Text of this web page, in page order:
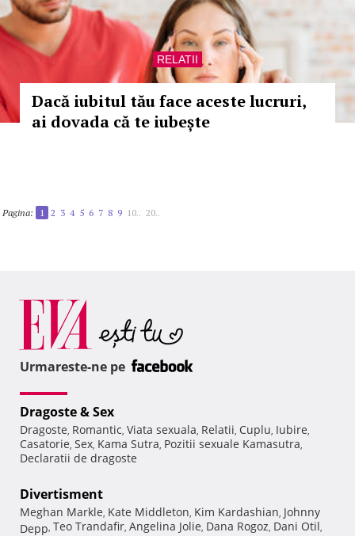
RELATII
Dacă iubitul tău face aceste lucruri,
ai dovada că te iubește
Pagina: 1 2 3 4 5 6 7 8 9 10.. 20..
Urmareste-ne pe
Dragoste & Sex
Dragoste, Romantic, Viata sexuala, Relatii, Cuplu, Iubire,
Casatorie, Sex, Kama Sutra, Pozitii sexuale Kamasutra,
Declaratii de dragoste
Divertisment
Meghan Markle, Kate Middleton, Kim Kardashian, Johnny
Depp, Teo Trandafir, Angelina Jolie, Dana Rogoz, Dani Otil,